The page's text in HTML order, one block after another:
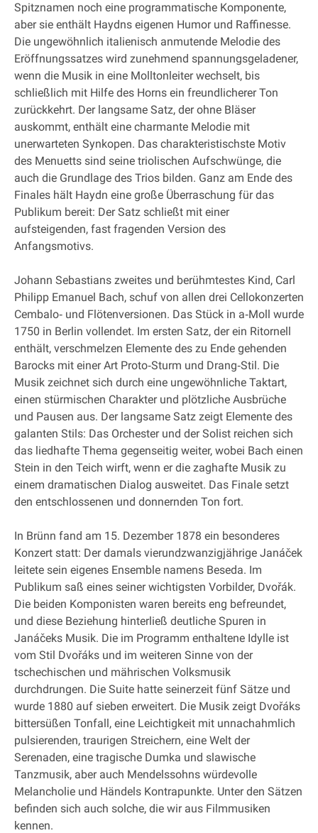
Spitznamen noch eine programmatische Komponente,
aber sie enthält Haydns eigenen Humor und Raffinesse.
Die ungewöhnlich italienisch anmutende Melodie des
Eröffnungssatzes wird zunehmend spannungsgeladener,
wenn die Musik in eine Molltonleiter wechselt, bis
schließlich mit Hilfe des Horns ein freundlicherer Ton
zurückkehrt. Der langsame Satz, der ohne Bläser
auskommt, enthält eine charmante Melodie mit
unerwarteten Synkopen. Das charakteristischste Motiv
des Menuetts sind seine triolischen Aufschwünge, die
auch die Grundlage des Trios bilden. Ganz am Ende des
Finales hält Haydn eine große Überraschung für das
Publikum bereit: Der Satz schließt mit einer
aufsteigenden, fast fragenden Version des
Anfangsmotivs.
Johann Sebastians zweites und berühmtestes Kind, Carl
Philipp Emanuel Bach, schuf von allen drei Cellokonzerten
Cembalo‐ und Flötenversionen. Das Stück in a‐Moll wurde
1750 in Berlin vollendet. Im ersten Satz, der ein Ritornell
enthält, verschmelzen Elemente des zu Ende gehenden
Barocks mit einer Art Proto‐Sturm und Drang‐Stil. Die
Musik zeichnet sich durch eine ungewöhnliche Taktart,
einen stürmischen Charakter und plötzliche Ausbrüche
und Pausen aus. Der langsame Satz zeigt Elemente des
galanten Stils: Das Orchester und der Solist reichen sich
das liedhafte Thema gegenseitig weiter, wobei Bach einen
Stein in den Teich wirft, wenn er die zaghafte Musik zu
einem dramatischen Dialog ausweitet. Das Finale setzt
den entschlossenen und donnernden Ton fort.
In Brünn fand am 15. Dezember 1878 ein besonderes
Konzert statt: Der damals vierundzwanzigjährige Janáček
leitete sein eigenes Ensemble namens Beseda. Im
Publikum saß eines seiner wichtigsten Vorbilder, Dvořák.
Die beiden Komponisten waren bereits eng befreundet,
und diese Beziehung hinterließ deutliche Spuren in
Janáčeks Musik. Die im Programm enthaltene Idylle ist
vom Stil Dvořáks und im weiteren Sinne von der
tschechischen und mährischen Volksmusik
durchdrungen. Die Suite hatte seinerzeit fünf Sätze und
wurde 1880 auf sieben erweitert. Die Musik zeigt Dvořáks
bittersüßen Tonfall, eine Leichtigkeit mit unnachahmlich
pulsierenden, traurigen Streichern, eine Welt der
Serenaden, eine tragische Dumka und slawische
Tanzmusik, aber auch Mendelssohns würdevolle
Melancholie und Händels Kontrapunkte. Unter den Sätzen
befinden sich auch solche, die wir aus Filmmusiken
kennen.